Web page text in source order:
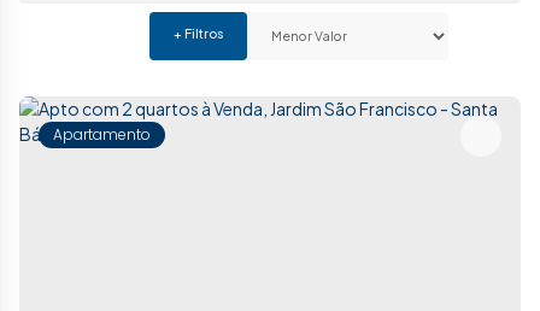
Apartamento